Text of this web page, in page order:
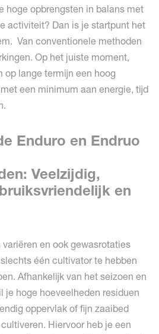
hoge opbrengsten in balans met
activiteit? Dan is je startpunt het
Van conventionele methoden
Op het juiste moment,
op lange termijn een hoog
een minimum aan energie, tijd
Enduro en Endruo
Veelzijdig,
en
en ook gewasrotaties
één cultivator te hebben
Afhankelijk van het seizoen en
je hoge hoeveelheden residuen
oppervlak of fijn zaaibed
Hiervoor heb je een